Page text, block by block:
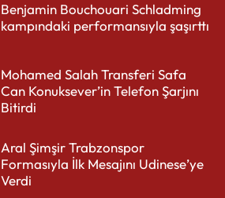
Benjamin Bouchouari Schladming
kampındaki performansıyla şaşırttı
Mohamed Salah Transferi Safa
Can Konuksever’in Telefon Şarjını
Bitirdi
Aral Şimşir Trabzonspor
Formasıyla İlk Mesajını Udinese’ye
Verdi